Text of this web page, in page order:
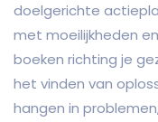
doelgerichte
met moeilijkheden
boeken richting je
het vinden van
hangen in